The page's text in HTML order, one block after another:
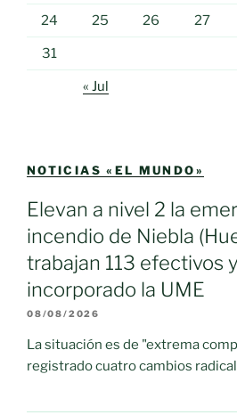
24 25 26 27
31
« Jul
NOTICIAS «EL MUNDO»
Elevan a nivel 2 la
incendio de Niebla
trabajan 113 efectivos
incorporado la UME
08/08/2026
La situación es de "extrema
registrado cuatro cambios